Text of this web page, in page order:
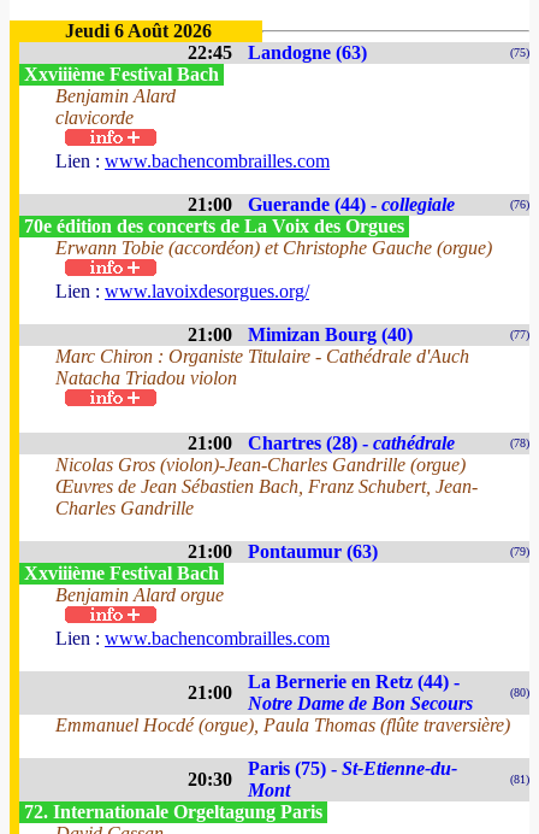
Jeudi 6 Août 2026
22:45
Landogne (63) (75)
Xxviiième Festival Bach
Benjamin Alard
clavicorde
Lien : www.bachencombrailles.com
21:00 Guerande (44) - collegiale (76)
70e édition des concerts de La Voix des Orgues
Erwann Tobie (accordéon) et Christophe Gauche (orgue)
Lien : www.lavoixdesorgues.org/
21:00 Mimizan Bourg (40) (77)
Marc Chiron : Organiste Titulaire - Cathédrale d'Auch
Natacha Triadou violon
21:00 Chartres (28) - cathédrale (78)
Nicolas Gros (violon)-Jean-Charles Gandrille (orgue)
Œuvres de Jean Sébastien Bach, Franz Schubert, Jean-
Charles Gandrille
21:00 Pontaumur (63) (79)
Xxviiième Festival Bach
Benjamin Alard orgue
Lien : www.bachencombrailles.com
21:00
La Bernerie en Retz (44) -
Notre Dame de Bon Secours
(80)
Emmanuel Hocdé (orgue), Paula Thomas (flûte traversière)
20:30
Paris (75) - St-Etienne-du-
Mont
(81)
72. Internationale Orgeltagung Paris